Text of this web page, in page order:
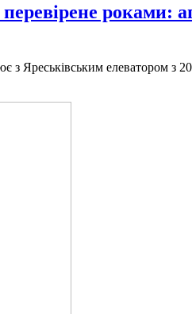
роками:
з Яреськівським елеватором з